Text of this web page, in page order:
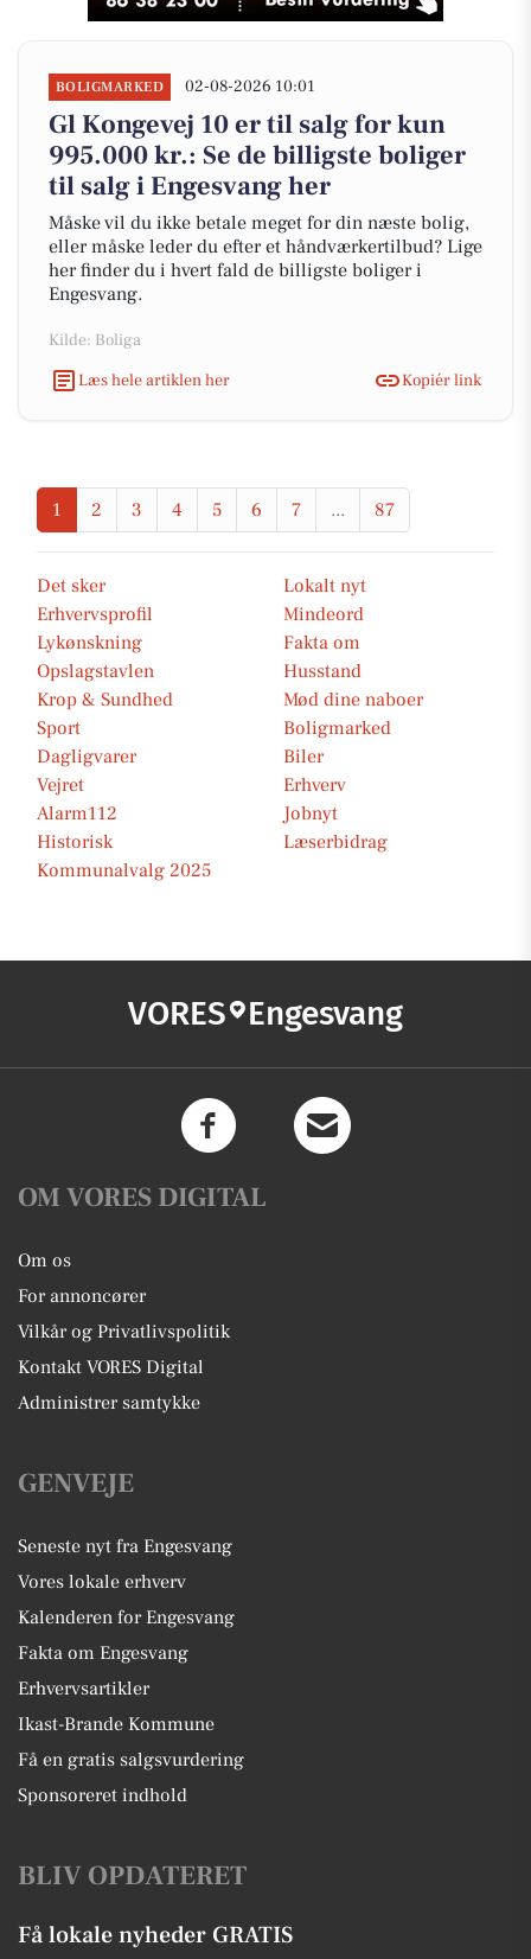
BOLIGMARKED 02-08-2026 10:01
Gl Kongevej 10 er til salg for kun
995.000 kr.: Se de billigste boliger
til salg i Engesvang her
Måske vil du ikke betale meget for din næste bolig,
eller måske leder du efter et håndværkertilbud? Lige
her finder du i hvert fald de billigste boliger i
Engesvang.
Kilde: Boliga
Læs hele artiklen her
Kopiér link
1 2 3 4 5 6 7 ... 87
Det sker
Lokalt nyt
Erhvervsprofil
Mindeord
Lykønskning
Fakta om
Opslagstavlen
Husstand
Krop & Sundhed
Mød dine naboer
Sport
Boligmarked
Dagligvarer
Biler
Vejret
Erhverv
Alarm112
Jobnyt
Historisk
Læserbidrag
Kommunalvalg 2025
VORES Engesvang
OM VORES DIGITAL
Om os
For annoncører
Vilkår og Privatlivspolitik
Kontakt VORES Digital
Administrer samtykke
GENVEJE
Seneste nyt fra Engesvang
Vores lokale erhverv
Kalenderen for Engesvang
Fakta om Engesvang
Erhvervsartikler
Ikast-Brande Kommune
Få en gratis salgsvurdering
Sponsoreret indhold
BLIV OPDATERET
Få lokale nyheder GRATIS